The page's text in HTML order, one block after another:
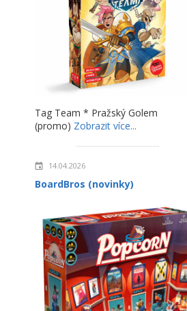
Tag Team * Pražský Golem
(promo) Zobrazit více...
14.04.2026
BoardBros (novinky)